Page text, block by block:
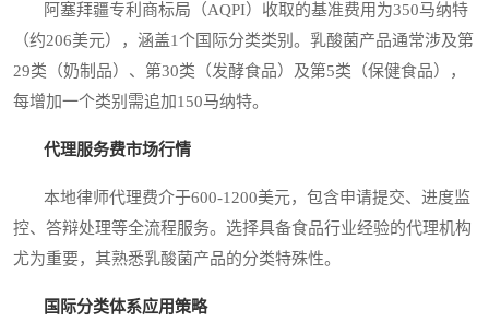
阿塞拜疆专利商标局（AQPI）收取的基准费用为350马纳特
（约206美元），涵盖1个国际分类类别。乳酸菌产品通常涉及第
29类（奶制品）、第30类（发酵食品）及第5类（保健食品），
每增加一个类别需追加150马纳特。
代理服务费市场行情
本地律师代理费介于600-1200美元，包含申请提交、进度监
控、答辩处理等全流程服务。选择具备食品行业经验的代理机构
尤为重要，其熟悉乳酸菌产品的分类特殊性。
国际分类体系应用策略